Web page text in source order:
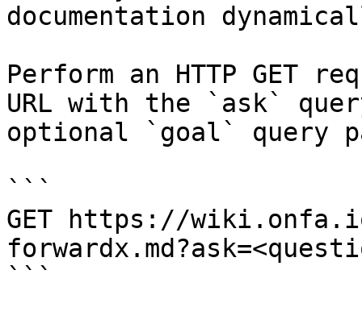
documentation
Perform an HTTP GET
URL with the `ask`
optional `goal` query
```
GET https://
```